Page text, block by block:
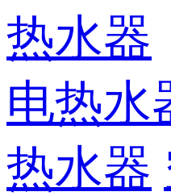
热水器
电热水
热水器